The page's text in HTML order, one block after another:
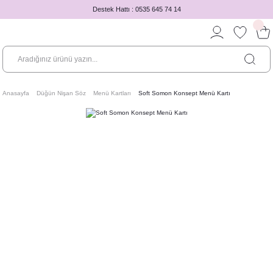
Destek Hattı : 0535 645 74 14
Anasayfa Düğün Nişan Söz Menü Kartları Soft Somon Konsept Menü Kartı